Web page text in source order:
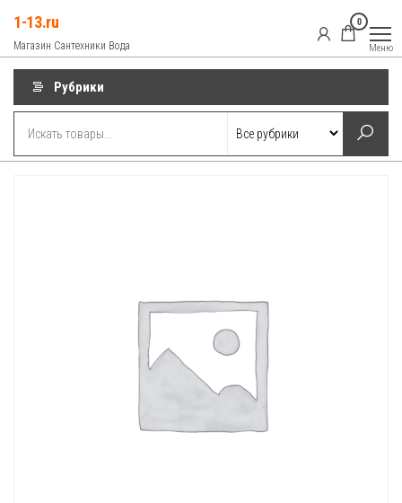
содержимому
1-13.ru
Магазин Сантехники Вода
0
Меню
Рубрики